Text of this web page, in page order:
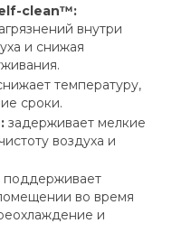
clean™:
внутри
и снижая
температуру,
сроки.
задерживает мелкие
воздуха и
поддерживает
во время
и